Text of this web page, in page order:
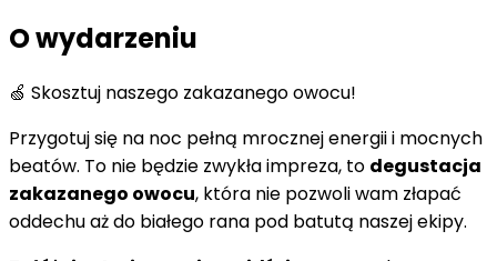
O wydarzeniu
🍏 Skosztuj naszego zakazanego owocu!
Przygotuj się na noc pełną mrocznej energii i mocnych
beatów. To nie będzie zwykła impreza, to degustacja
zakazanego owocu, która nie pozwoli wam złapać
oddechu aż do białego rana pod batutą naszej ekipy.